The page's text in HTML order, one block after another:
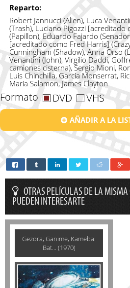
Reparto:
Robert Jannucci (Alien), Luca
(Trash), Luciano Pigozzi [acreditado
(Papillon), Eduardo Fajardo
[acreditado como Fred Harris]
Cunningham (Shadow), Anna Orso
Venantini (John), Virgilio Daddi,
camiones cisterna), Sergio Mioni,
Luis Chinchilla, Garcia Monserrat,
Maria Salamon, James Clayton
Formato DVD VHS
AÑADIR A LA
OTRAS PELÍCULAS DE LA MISMA
PUEDEN INTERESARTE
Gezora, Ganime, Kameba:
Bat... (1970)